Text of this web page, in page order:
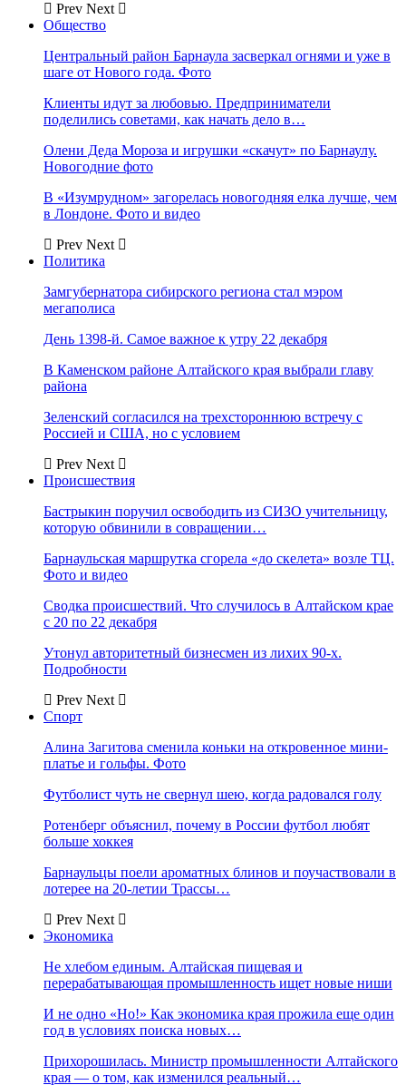
Prev Next
Общество
Центральный район Барнаула засверкал огнями и уже в
шаге от Нового года. Фото
Клиенты идут за любовью. Предприниматели
поделились советами, как начать дело в…
Олени Деда Мороза и игрушки «скачут» по Барнаулу.
Новогодние фото
В «Изумрудном» загорелась новогодняя елка лучше, чем
в Лондоне. Фото и видео
Prev Next
Политика
Замгубернатора сибирского региона стал мэром
мегаполиса
День 1398-й. Самое важное к утру 22 декабря
В Каменском районе Алтайского края выбрали главу
района
Зеленский согласился на трехстороннюю встречу с
Россией и США, но с условием
Prev Next
Происшествия
Бастрыкин поручил освободить из СИЗО учительницу,
которую обвинили в совращении…
Барнаульская маршрутка сгорела «до скелета» возле ТЦ.
Фото и видео
Сводка происшествий. Что случилось в Алтайском крае
с 20 по 22 декабря
Утонул авторитетный бизнесмен из лихих 90-х.
Подробности
Prev Next
Спорт
Алина Загитова сменила коньки на откровенное мини-
платье и гольфы. Фото
Футболист чуть не свернул шею, когда радовался голу
Ротенберг объяснил, почему в России футбол любят
больше хоккея
Барнаульцы поели ароматных блинов и поучаствовали в
лотерее на 20-летии Трассы…
Prev Next
Экономика
Не хлебом единым. Алтайская пищевая и
перерабатывающая промышленность ищет новые ниши
И не одно «Но!» Как экономика края прожила еще один
год в условиях поиска новых…
Прихорошилась. Министр промышленности Алтайского
края — о том, как изменился реальный…